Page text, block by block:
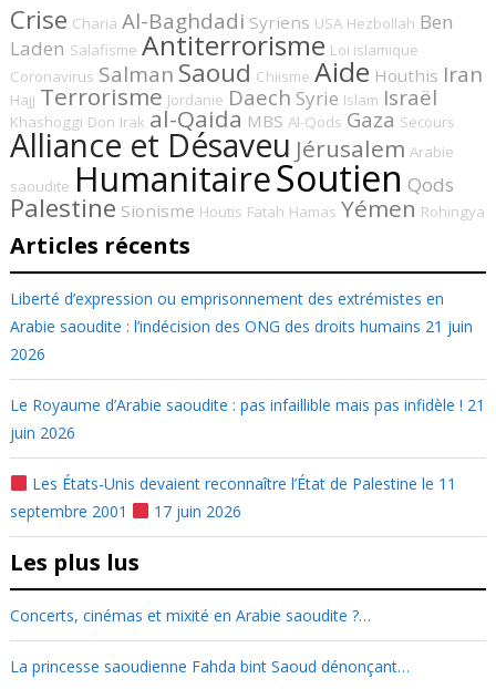
Crise Charia Al-Baghdadi Syriens USA Hezbollah Ben
Laden Salafisme Antiterrorisme Loi islamique
Coronavirus Salman Saoud Chiisme Aide Houthis Iran
Hajj Terrorisme Jordanie Daech Syrie Islam Israël
Khashoggi Don Irak al-Qaida MBS Al-Qods Gaza Secours
Alliance et Désaveu Jérusalem Arabie
saoudite HumanitaireSoutien Qods
Palestine Sionisme Houtis Fatah Hamas Yémen Rohingya
Articles récents
Liberté d’expression ou emprisonnement des extrémistes en
Arabie saoudite : l’indécision des ONG des droits humains 21 juin
2026
Le Royaume d’Arabie saoudite : pas infaillible mais pas infidèle ! 21
juin 2026
Les États-Unis devaient reconnaître l’État de Palestine le 11
septembre 2001
17 juin 2026
Les plus lus
Concerts, cinémas et mixité en Arabie saoudite ?…
La princesse saoudienne Fahda bint Saoud dénonçant…